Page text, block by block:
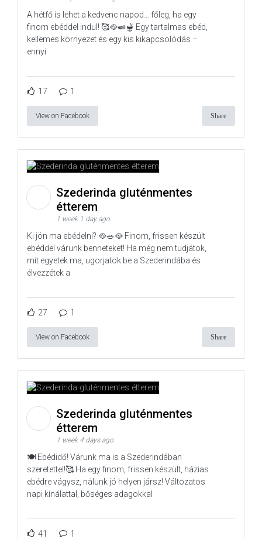
A hétfő is lehet a kedvenc napod… főleg, ha egy
finom ebéddel indul! 🥰🥘🍛🫕 Egy tartalmas ebéd,
kellemes környezet és egy kis kikapcsolódás –
ennyi
17 1
View on Facebook Share
Szederinda gluténmentes
étterem
1 week 1 day ago
Ki jön ma ebédelni? 🥘🥗🥘 Finom, frissen készült
ebéddel várunk benneteket! Ha még nem tudjátok,
mit egyetek ma, ugorjatok be a Szederindába és
élvezzétek a
27 1
View on Facebook Share
Szederinda gluténmentes
étterem
1 week 4 days ago
🍽️ Ebédidő! Várunk ma is a Szederindában
szeretettel!🥰 Ha egy finom, frissen készült, házias
ebédre vágysz, nálunk jó helyen jársz! Változatos
napi kínálattal, bőséges adagokkal
41 1